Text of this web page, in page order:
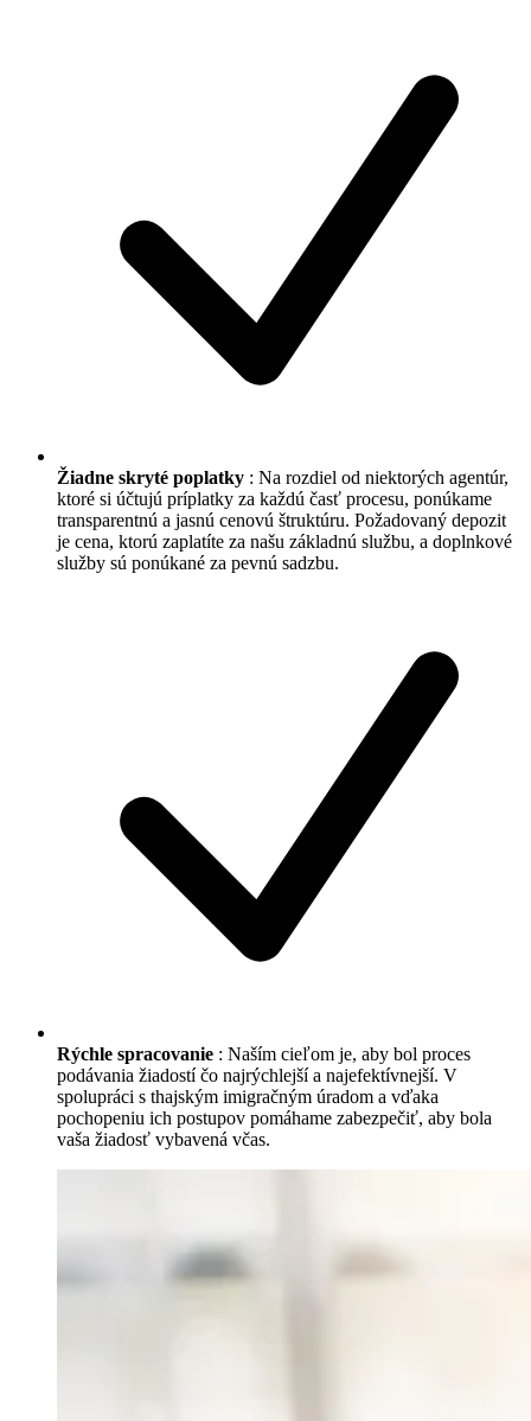
Žiadne skryté poplatky : Na rozdiel od niektorých agentúr,
ktoré si účtujú príplatky za každú časť procesu, ponúkame
transparentnú a jasnú cenovú štruktúru. Požadovaný depozit
je cena, ktorú zaplatíte za našu základnú službu, a doplnkové
služby sú ponúkané za pevnú sadzbu.
Rýchle spracovanie : Naším cieľom je, aby bol proces
podávania žiadostí čo najrýchlejší a najefektívnejší. V
spolupráci s thajským imigračným úradom a vďaka
pochopeniu ich postupov pomáhame zabezpečiť, aby bola
vaša žiadosť vybavená včas.